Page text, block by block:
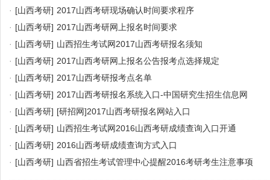
· [山西考研] 2017山西考研现场确认时间要求程序
· [山西考研] 2017山西考研网上报名时间要求
· [山西考研] 山西招生考试网2017山西考研报名须知
· [山西考研] 2017山西考研网上报名公告报考点选择规定
· [山西考研] 2017山西考研报考点名单
· [山西考研] 2017山西考研报名系统入口-中国研究生招生信息网
· [山西考研] [研招网]2017山西考研报名网站入口
· [山西考研] 山西招生考试网2016山西考研成绩查询入口开通
· [山西考研] 2016山西考研成绩查询方式入口
· [山西考研] 山西省招生考试管理中心提醒2016考研考生注意事项